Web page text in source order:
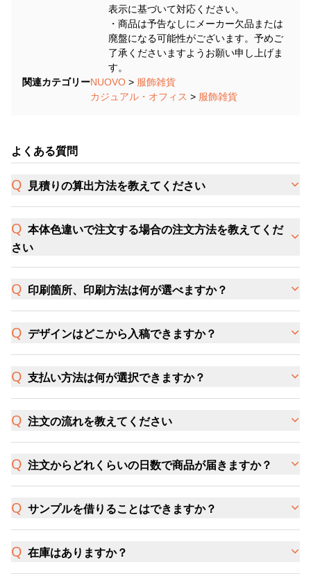
表示に基づいて対応ください。
・商品は予告なしにメーカー欠品または
廃盤になる可能性がございます。予めご
了承くださいますようお願い申し上げま
す。
関連カテゴリーNUOVO > 服飾雑貨
カジュアル・オフィス > 服飾雑貨
よくある質問
見積りの算出方法を教えてください
本体色違いで注文する場合の注文方法を教えてくだ
さい
印刷箇所、印刷方法は何が選べますか？
デザインはどこから入稿できますか？
支払い方法は何が選択できますか？
注文の流れを教えてください
注文からどれくらいの日数で商品が届きますか？
サンプルを借りることはできますか？
在庫はありますか？